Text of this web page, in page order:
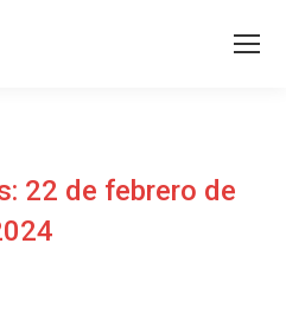
22 de febrero de